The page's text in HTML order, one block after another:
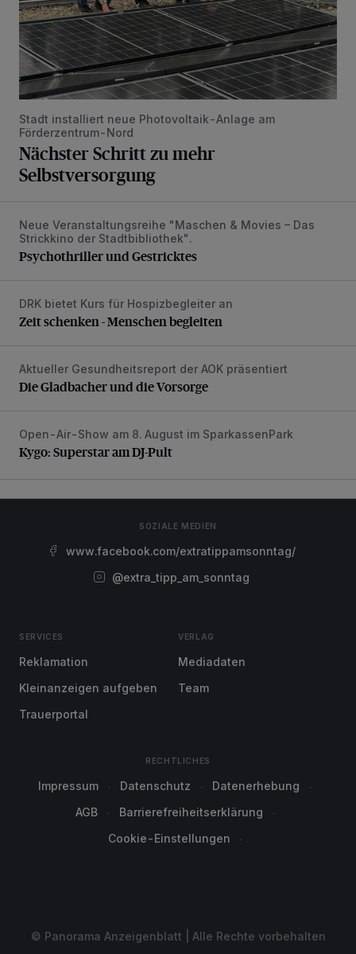
Stadt installiert neue Photovoltaik-Anlage am
Förderzentrum-Nord
Nächster Schritt zu mehr
Selbstversorgung
Psychothriller und Gestricktes
Neue Veranstaltungsreihe "Maschen & Movies – Das
Strickkino der Stadtbibliothek".
Psychothriller und Gestricktes
Zeit schenken - Menschen begleiten
DRK bietet Kurs für Hospizbegleiter an
Zeit schenken - Menschen begleiten
Die Gladbacher und die Vorsorge
Aktueller Gesundheitsreport der AOK präsentiert
Die Gladbacher und die Vorsorge
Kygo: Superstar am DJ-Pult
Open-Air-Show am 8. August im SparkassenPark
Kygo: Superstar am DJ-Pult
SOZIALE MEDIEN
www.facebook.com/extratippamsonntag/
@extra_tipp_am_sonntag
SERVICES
Reklamation
Kleinanzeigen aufgeben
Trauerportal
VERLAG
Mediadaten
Team
RECHTLICHES
Impressum Datenschutz
Datenerhebung
AGB
Barrierefreiheitserklärung
Cookie-Einstellungen
© Panorama Anzeigenblatt | Alle Rechte vorbehalten